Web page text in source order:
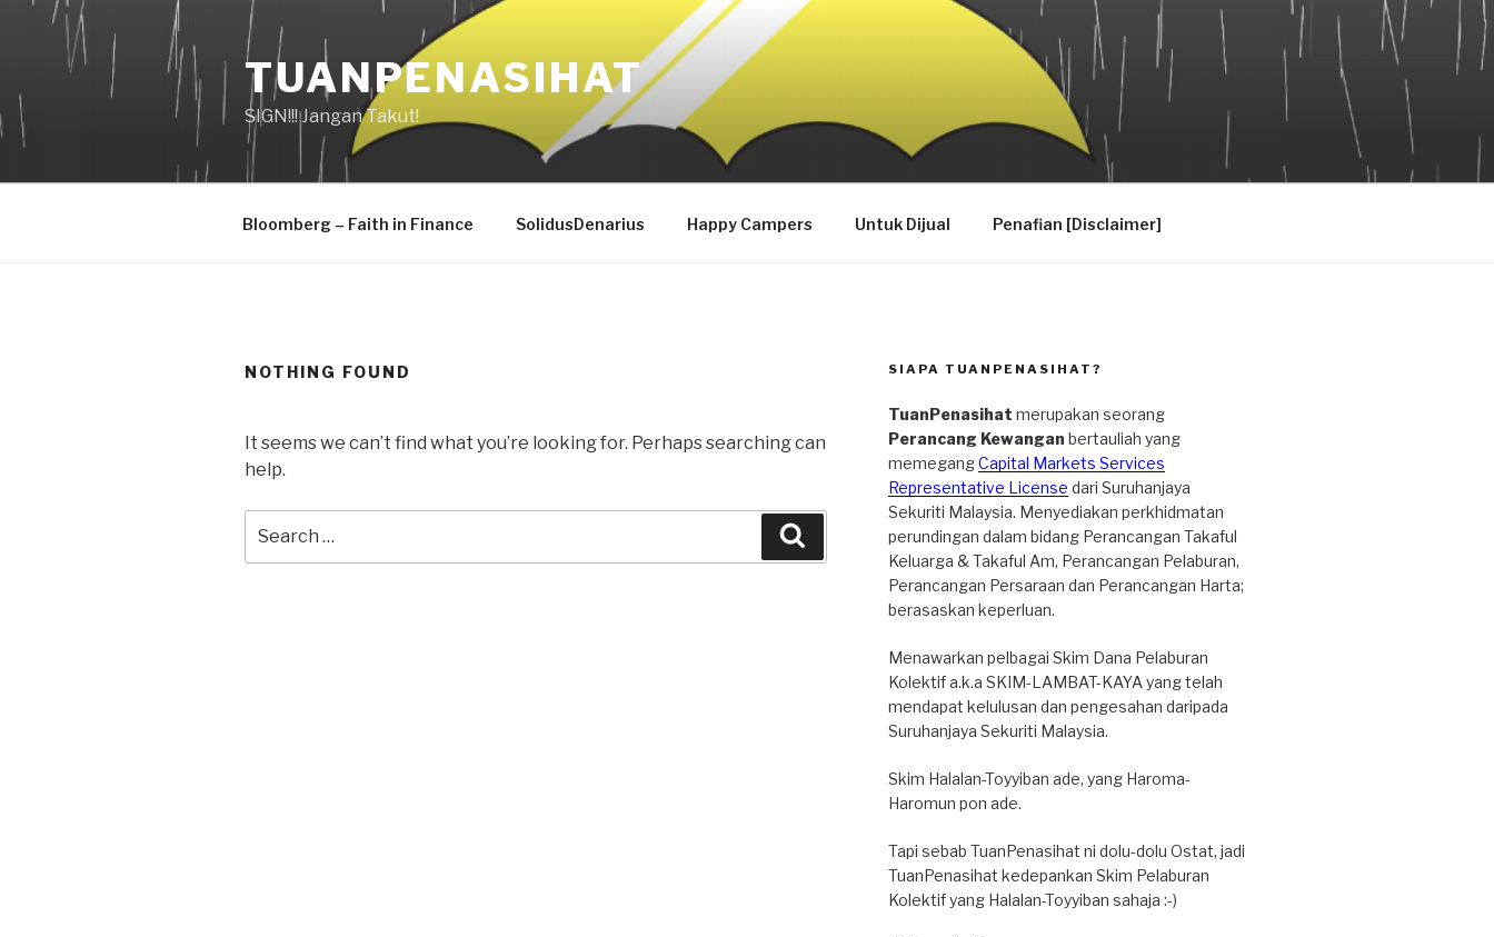
Skip
content
TUANPENASIHAT
SIGN!!! Jangan Takut!
Bloomberg – Faith in Finance SolidusDenarius Happy Campers Untuk Dijual Penafian [Disclaimer]
NOTHING FOUND
It seems we can’t find what you’re looking for. Perhaps searching can
help.
for:
SIAPA TUANPENASIHAT?
TuanPenasihat merupakan seorang
Perancang Kewangan bertauliah yang
memegangCapital Markets Services
Representative License dari Suruhanjaya
Sekuriti Malaysia. Menyediakan perkhidmatan
perundingan dalam bidang Perancangan Takaful
Keluarga & Takaful Am, Perancangan Pelaburan,
Perancangan Persaraan dan Perancangan Harta;
berasaskan keperluan.
Menawarkan pelbagai Skim Dana Pelaburan
Kolektif a.k.a SKIM-LAMBAT-KAYA yang telah
mendapat kelulusan dan pengesahan daripada
Suruhanjaya Sekuriti Malaysia.
Skim Halalan-Toyyiban ade, yang Haroma-
Haromun pon ade.
Tapi sebab TuanPenasihat ni dolu-dolu Ostat, jadi
TuanPenasihat kedepankan Skim Pelaburan
Kolektif yang Halalan-Toyyiban sahaja :-)